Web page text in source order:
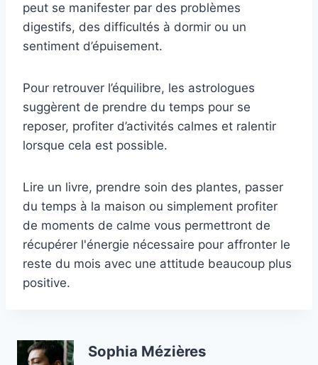
peut se manifester par des problèmes
digestifs, des difficultés à dormir ou un
sentiment d’épuisement.
Pour retrouver l’équilibre, les astrologues
suggèrent de prendre du temps pour se
reposer, profiter d’activités calmes et ralentir
lorsque cela est possible.
Lire un livre, prendre soin des plantes, passer
du temps à la maison ou simplement profiter
de moments de calme vous permettront de
récupérer l'énergie nécessaire pour affronter le
reste du mois avec une attitude beaucoup plus
positive.
Sophia Mézières